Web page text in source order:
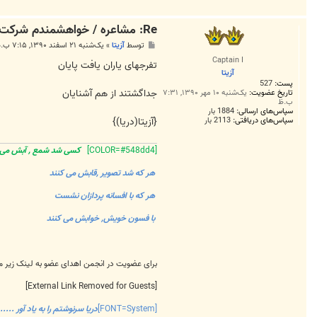
Captain I
آزیتا
پست: 527
تاریخ عضویت: یک‌شنبه ۱۰ مهر ۱۳۹۰, ۷:۳۱
ب.ظ
سپاس‌های ارسالی: 1884 بار
سپاس‌های دریافتی: 2113 بار
Re: مشاعره / خواهشمندم شرکت بفرماييد.
ت
توسطآزیتا» یک‌شنبه ۲۱ اسفند ۱۳۹۰, ۷:۱۵ ب.ظ
تفرجهای یاران یافت پایان
جداگشتند از هم آشنایان
{آزیتا(دریا)}
[COLOR=#548dd4]
کسی شد شمع , آبش می
هر که شد تصویر ,قابش می کنند
هر که با افسانه پردازان نشست
با فسون خویش, خوابش می کنند
برای عضویت در انجمن اهدای عضو به لینک زیر
[External Link Removed for Guests]
[FONT=System]
دریا سرنوشتم را به یاد آور